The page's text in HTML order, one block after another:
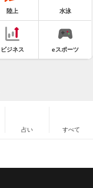
陸上 水泳
ビジネス eスポーツ
占い すべて